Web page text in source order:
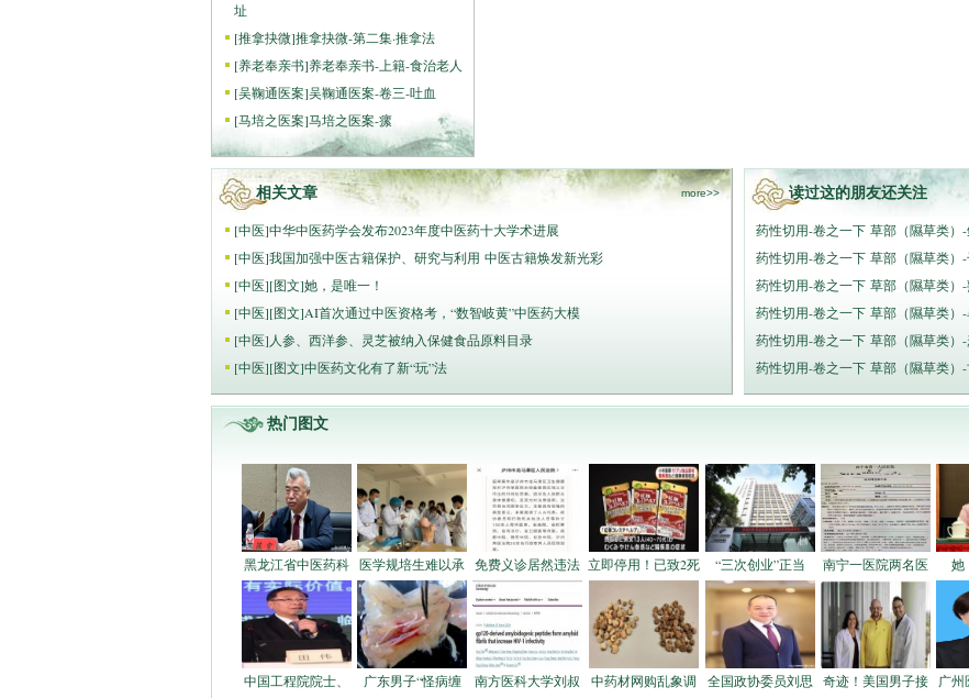
址
[推拿抉微]推拿抉微-第二集·推拿法
[养老奉亲书]养老奉亲书-上籍-食治老人
[吴鞠通医案]吴鞠通医案-卷三-吐血
[马培之医案]马培之医案-瘰
相关文章 more>>
[中医]中华中医药学会发布2023年度中医药十大学术进展
[中医]我国加强中医古籍保护、研究与利用 中医古籍焕发新光彩
[中医][图文]她，是唯一！
[中医][图文]AI首次通过中医资格考，“数智岐黄”中医药大模
[中医] 人参、西洋参、灵芝被纳入保健食品原料目录
[中医][图文]中医药文化有了新“玩”法
读过这的朋友还关注
药性切用-卷之一下 草部（隰草类）
药性切用-卷之一下 草部（隰草类）
药性切用-卷之一下 草部（隰草类）
药性切用-卷之一下 草部（隰草类）
药性切用-卷之一下 草部（隰草类）
药性切用-卷之一下 草部（隰草类）
热门图文
黑龙江省中医药科 医学规培生难以承 免费义诊居然违法 立即停用！已致2死 “三次创业”正当 南宁一医院两名医 她
中国工程院院士、 广东男子“怪病缠 南方医科大学刘叔 中药材网购乱象调 全国政协委员刘思 奇迹！美国男子接 广州